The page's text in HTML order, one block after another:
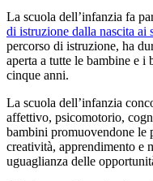
La scuola dell’infanzia fa
di istruzione dalla nascita ai
percorso di istruzione, ha
aperta a tutte le bambine e i
cinque anni.
La scuola dell’infanzia
affettivo, psicomotorio,
bambini promuovendone le
creatività, apprendimento e
uguaglianza delle